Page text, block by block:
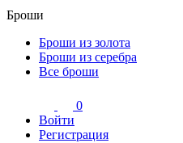
Броши
Броши из золота
Броши из серебра
Все броши
0
Войти
Регистрация